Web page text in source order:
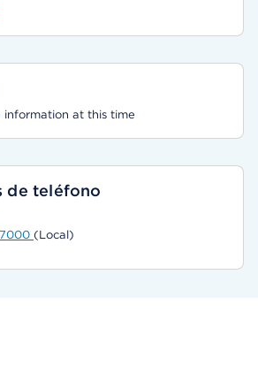
information at this time
de teléfono
(Local)